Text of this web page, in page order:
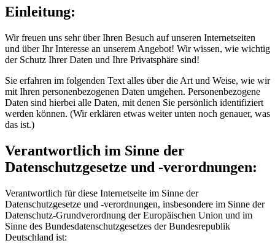
Einleitung:
Wir freuen uns sehr über Ihren Besuch auf unseren Internetseiten
und über Ihr Interesse an unserem Angebot! Wir wissen, wie wichtig
der Schutz Ihrer Daten und Ihre Privatsphäre sind!
Sie erfahren im folgenden Text alles über die Art und Weise, wie wir
mit Ihren personenbezogenen Daten umgehen. Personenbezogene
Daten sind hierbei alle Daten, mit denen Sie persönlich identifiziert
werden können. (Wir erklären etwas weiter unten noch genauer, was
das ist.)
Verantwortlich im Sinne der
Datenschutzgesetze und -verordnungen:
Verantwortlich für diese Internetseite im Sinne der
Datenschutzgesetze und -verordnungen, insbesondere im Sinne der
Datenschutz-Grundverordnung der Europäischen Union und im
Sinne des Bundesdatenschutzgesetzes der Bundesrepublik
Deutschland ist: